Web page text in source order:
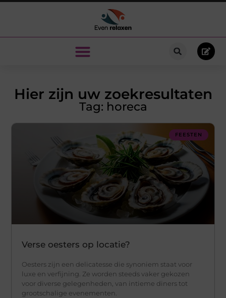
Hier zijn uw zoekresultaten
Tag: horeca
FEESTEN
Verse oesters op locatie?
Oesters zijn een delicatesse die synoniem staat voor
luxe en verfijning. Ze worden steeds vaker gekozen
voor diverse gelegenheden, van intieme diners tot
grootschalige evenementen.